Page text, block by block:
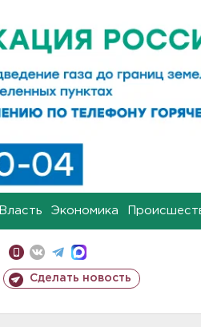
Власть Экономика
Сделать новость